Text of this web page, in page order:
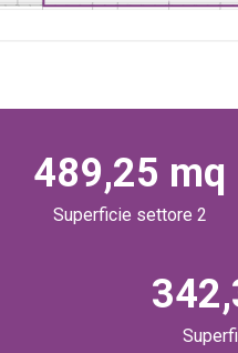
489,25 mq
Superficie settore 2